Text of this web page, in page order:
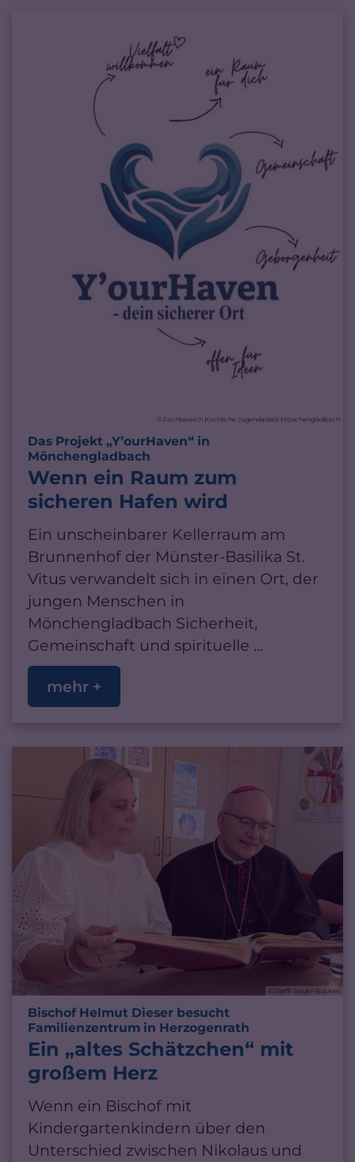
© Fachbereich Kirchliche Jugendarbeit Mönchengladbach
Das Projekt „Y’ourHaven“ in
Mönchengladbach
Wenn ein Raum zum
sicheren Hafen wird
Ein unscheinbarer Kellerraum am
Brunnenhof der Münster-Basilika St.
Vitus verwandelt sich in einen Ort, der
jungen Menschen in
Mönchengladbach Sicherheit,
Gemeinschaft und spirituelle ...
mehr +
© Steffi Sieger-Bücken
Bischof Helmut Dieser besucht
Familienzentrum in Herzogenrath
Ein „altes Schätzchen“ mit
großem Herz
Wenn ein Bischof mit
Kindergartenkindern über den
Unterschied zwischen Nikolaus und